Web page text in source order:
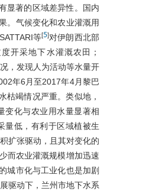
显著的区域差异性。国内
。气候变化和农业灌溉用
等[5]对伊朗西北部
开采地下水灌溉农田；
，发现人为活动等水量开
年6月至2017年4月黎巴
枯竭情况严重。类似地，
变化与农业用水量显著相
量低，有利于区域植被生
扩张驱动，且其对变化的
而农业灌溉规模增加迅速
城市化与工业化也是加剧
驱动下，兰州市地下水系